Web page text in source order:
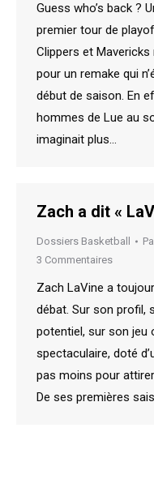
Guess who’s back ?
premier tour de
Clippers et
pour un remake qui
début de saison. En
hommes de Lue au
imaginait plus…
Zach a dit «
Dossiers Basketball
3 Commentaires
Zach LaVine a
débat. Sur son profil,
potentiel, sur son jeu
spectaculaire, doté
pas moins pour
De ses premières